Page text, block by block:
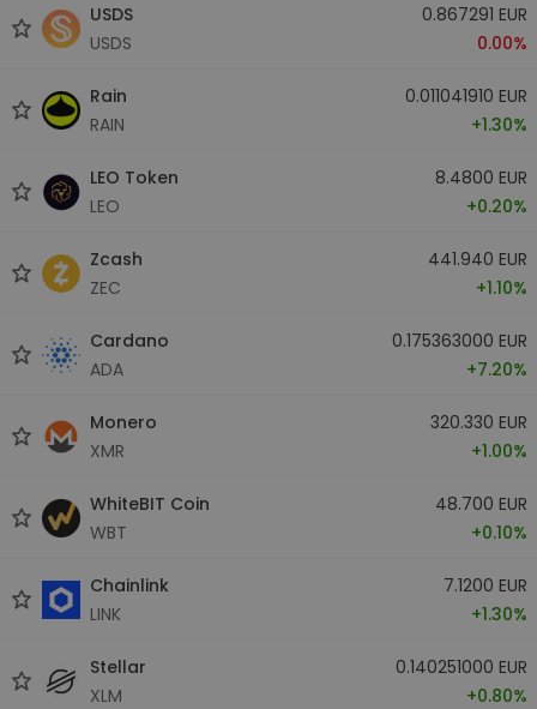
USDS
USDS
0.867291 EUR
0.00%
Rain
RAIN
0.011041910 EUR
+1.30%
LEO Token
LEO
8.4800 EUR
+0.20%
Zcash
ZEC
441.940 EUR
+1.10%
Cardano
ADA
0.175363000 EUR
+7.20%
Monero
XMR
320.330 EUR
+1.00%
WhiteBIT Coin
WBT
48.700 EUR
+0.10%
Chainlink
LINK
7.1200 EUR
+1.30%
Stellar
XLM
0.140251000 EUR
+0.80%